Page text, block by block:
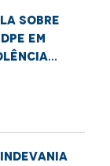
sobre
em